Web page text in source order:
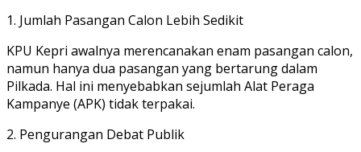
1. Jumlah Pasangan Calon Lebih Sedikit
KPU Kepri awalnya merencanakan enam pasangan calon,
namun hanya dua pasangan yang bertarung dalam
Pilkada. Hal ini menyebabkan sejumlah Alat Peraga
Kampanye (APK) tidak terpakai.
2. Pengurangan Debat Publik